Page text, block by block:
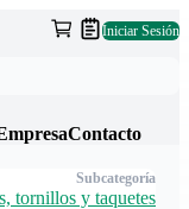
Iniciar Sesión
Contacto
Subcategoría
tornillos y taquetes